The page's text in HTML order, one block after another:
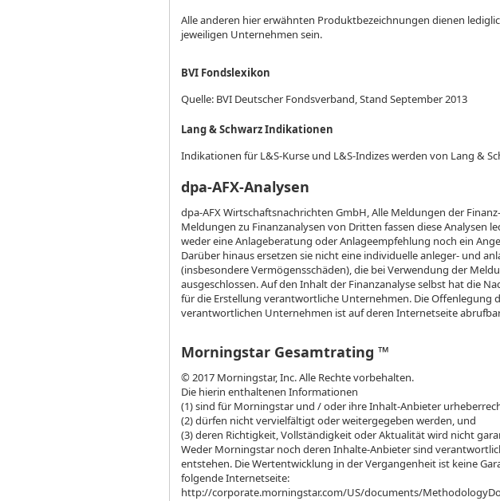
Alle anderen hier erwähnten Produktbezeichnungen dienen
jeweiligen Unternehmen sein.
BVI Fondslexikon
Quelle: BVI Deutscher Fondsverband, Stand September 2013
Lang & Schwarz Indikationen
Indikationen für L&S-Kurse und L&S-Indizes werden von Lang &
dpa-AFX-Analysen
dpa-AFX Wirtschaftsnachrichten GmbH, Alle Meldungen der
Meldungen zu Finanzanalysen von Dritten fassen diese Analysen
weder eine Anlageberatung oder Anlageempfehlung noch ein
Darüber hinaus ersetzen sie nicht eine individuelle anleger- und
(insbesondere Vermögensschäden), die bei Verwendung der
ausgeschlossen. Auf den Inhalt der Finanzanalyse selbst hat die
für die Erstellung verantwortliche Unternehmen. Die Offenlegung
verantwortlichen Unternehmen ist auf deren Internetseite
Morningstar Gesamtrating ™
© 2017 Morningstar, Inc. Alle Rechte vorbehalten.
Die hierin enthaltenen Informationen
(1) sind für Morningstar und / oder ihre Inhalt-Anbieter
(2) dürfen nicht vervielfältigt oder weitergegeben werden, und
(3) deren Richtigkeit, Vollständigkeit oder Aktualität wird nicht
Weder Morningstar noch deren Inhalte-Anbieter sind
entstehen. Die Wertentwicklung in der Vergangenheit ist keine
folgende Internetseite:
http://corporate.morningstar.com/US/documents/